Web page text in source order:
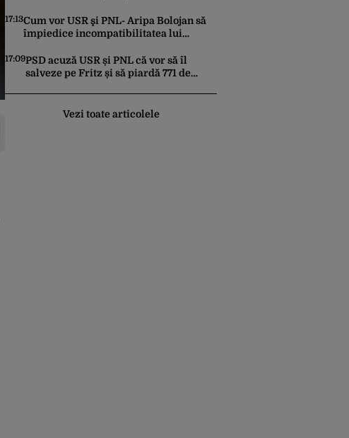
deasupra tribunei
17:13Cum vor USR şi PNL- Aripa Bolojan să
împiedice incompatibilitatea lui
intervină
17:09PSD acuză USR și PNL că vor să îl
salveze pe Fritz și să piardă 771 de
Vezi toate articolele